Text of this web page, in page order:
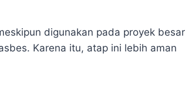
digunakan pada proyek besar
Karena itu, atap ini lebih aman